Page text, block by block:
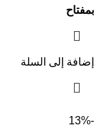
بمفتاح
إضافة إلى السلة
-13%